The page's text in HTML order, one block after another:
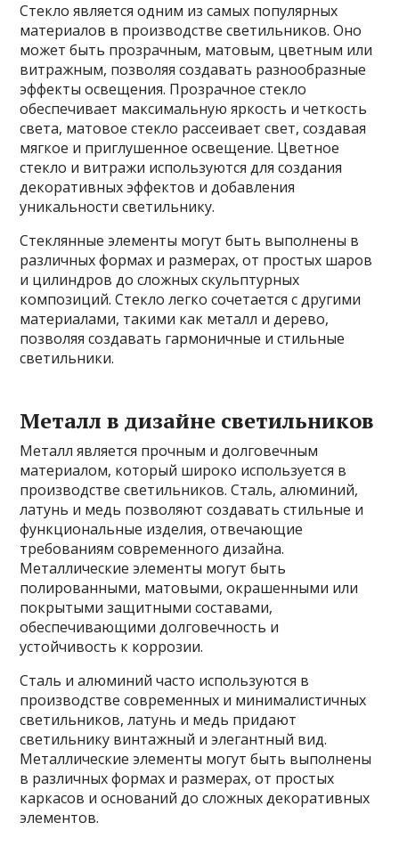
Стекло является одним из самых популярных
материалов в производстве светильников. Оно
может быть прозрачным, матовым, цветным или
витражным, позволяя создавать разнообразные
эффекты освещения. Прозрачное стекло
обеспечивает максимальную яркость и четкость
света, матовое стекло рассеивает свет, создавая
мягкое и приглушенное освещение. Цветное
стекло и витражи используются для создания
декоративных эффектов и добавления
уникальности светильнику.
Стеклянные элементы могут быть выполнены в
различных формах и размерах, от простых шаров
и цилиндров до сложных скульптурных
композиций. Стекло легко сочетается с другими
материалами, такими как металл и дерево,
позволяя создавать гармоничные и стильные
светильники.
Металл в дизайне светильников
Металл является прочным и долговечным
материалом, который широко используется в
производстве светильников. Сталь, алюминий,
латунь и медь позволяют создавать стильные и
функциональные изделия, отвечающие
требованиям современного дизайна.
Металлические элементы могут быть
полированными, матовыми, окрашенными или
покрытыми защитными составами,
обеспечивающими долговечность и
устойчивость к коррозии.
Сталь и алюминий часто используются в
производстве современных и минималистичных
светильников, латунь и медь придают
светильнику винтажный и элегантный вид.
Металлические элементы могут быть выполнены
в различных формах и размерах, от простых
каркасов и оснований до сложных декоративных
элементов.